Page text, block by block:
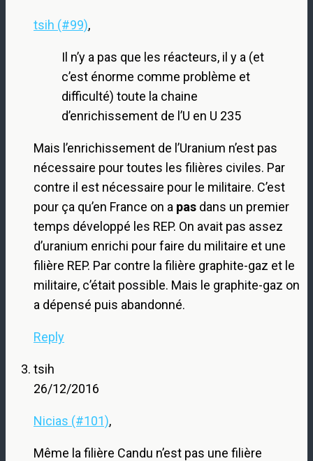
tsih (#99),
Il n’y a pas que les réacteurs, il y a (et
c’est énorme comme problème et
difficulté) toute la chaine
d’enrichissement de l’U en U 235
Mais l’enrichissement de l’Uranium n’est pas
nécessaire pour toutes les filières civiles. Par
contre il est nécessaire pour le militaire. C’est
pour ça qu’en France on a pas dans un premier
temps développé les REP. On avait pas assez
d’uranium enrichi pour faire du militaire et une
filière REP. Par contre la filière graphite-gaz et le
militaire, c’était possible. Mais le graphite-gaz on
a dépensé puis abandonné.
Reply
tsih
26/12/2016
Nicias (#101),
Même la filière Candu n’est pas une filière